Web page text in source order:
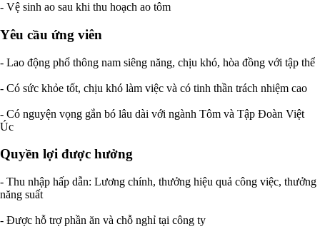
- Vệ sinh ao sau khi thu hoạch ao tôm
Yêu cầu ứng viên
- Lao động phổ thông nam siêng năng, chịu khó, hòa đồng với tập thể
- Có sức khỏe tốt, chịu khó làm việc và có tinh thần trách nhiệm cao
- Có nguyện vọng gắn bó lâu dài với ngành Tôm và Tập Đoàn Việt
Úc
Quyền lợi được hưởng
- Thu nhập hấp dẫn: Lương chính, thưởng hiệu quả công việc, thưởng
năng suất
- Được hỗ trợ phần ăn và chỗ nghỉ tại công ty